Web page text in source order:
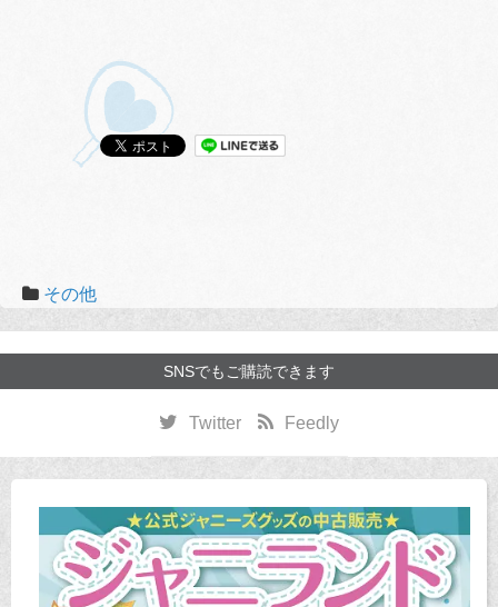
その他
SNSでもご購読できます
Twitter Feedly